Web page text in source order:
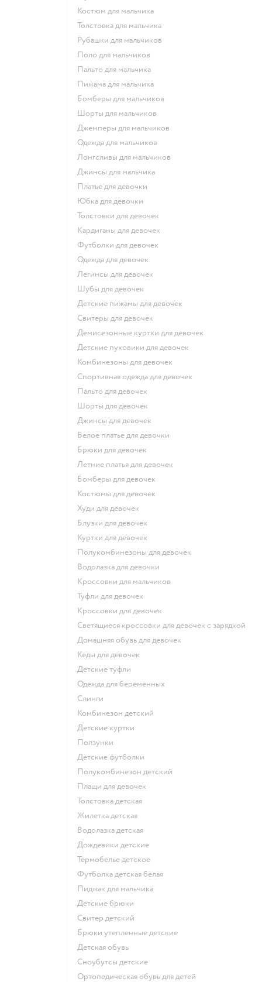
Костюм для мальчика
Толстовка для мальчика
Рубашки для мальчиков
Поло для мальчиков
Пальто для мальчика
Пижама для мальчика
Бомберы для мальчиков
Шорты для мальчиков
Джемперы для мальчиков
Одежда для мальчиков
Лонгсливы для мальчиков
Джинсы для мальчика
Платье для девочки
Юбка для девочки
Толстовки для девочек
Кардиганы для девочек
Футболки для девочек
Одежда для девочек
Легинсы для девочек
Шубы для девочек
Детские пижамы для девочек
Свитеры для девочек
Демисезонные куртки для девочек
Детские пуховики для девочек
Комбинезоны для девочек
Спортивная одежда для девочек
Пальто для девочек
Шорты для девочек
Джинсы для девочек
Белое платье для девочки
Брюки для девочек
Летние платья для девочек
Бомберы для девочек
Костюмы для девочек
Худи для девочек
Блузки для девочек
Куртки для девочек
Полукомбинезоны для девочек
Водолазка для девочки
Кроссовки для мальчиков
Туфли для девочек
Кроссовки для девочек
Светящиеся кроссовки для девочек с зарядкой
Домашняя обувь для девочек
Кеды для девочек
Детские туфли
Одежда для беременных
Слинги
Комбинезон детский
Детские куртки
Ползунки
Детские футболки
Полукомбинезон детский
Плащи для девочек
Толстовка детская
Жилетка детская
Водолазка детская
Дождевики детские
Термобелье детское
Футболка детская белая
Пиджак для мальчика
Детские брюки
Свитер детский
Брюки утепленные детские
Детская обувь
Сноубутсы детские
Ортопедическая обувь для детей